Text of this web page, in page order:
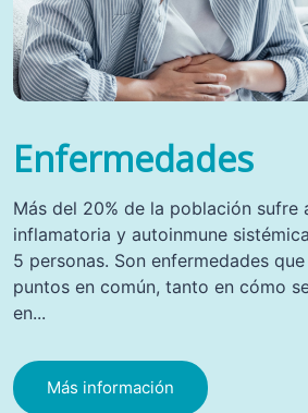
Enfermedades
Más del 20% de la población sufre
inflamatoria y autoinmune
5 personas. Son enfermedades
puntos en común, tanto en cómo
en...
Más información